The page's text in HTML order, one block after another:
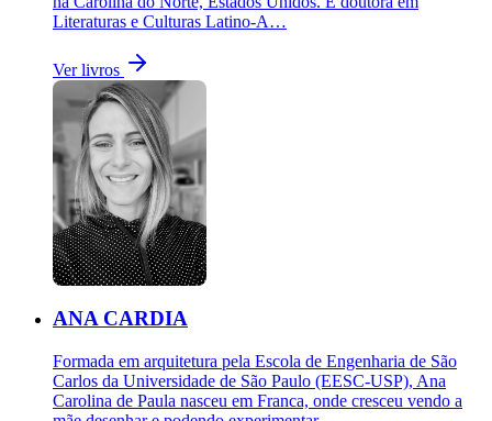
Literaturas e Culturas Latino-A…
Ver livros
ANA CARDIA
Formada em arquitetura pela Escola de Engenharia de São
Carlos da Universidade de São Paulo (EESC-USP), Ana
Carolina de Paula nasceu em Franca, onde cresceu vendo a